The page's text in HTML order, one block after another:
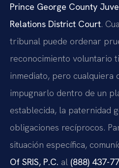
Prince George County
Relations District Court.
tribunal puede ordenar
reconocimiento voluntario
inmediato, pero cualquiera
impugnarlo dentro de un
establecida, la paternidad
obligaciones recíprocos.
situación específica,
Of SRIS, P.C. al (888) 437-